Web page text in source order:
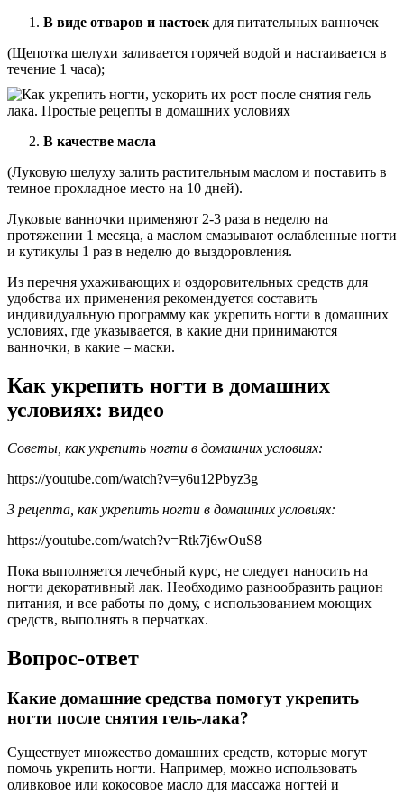
В виде отваров и настоек для питательных ванночек
(Щепотка шелухи заливается горячей водой и настаивается в
течение 1 часа);
В качестве масла
(Луковую шелуху залить растительным маслом и поставить в
темное прохладное место на 10 дней).
Луковые ванночки применяют 2-3 раза в неделю на
протяжении 1 месяца, а маслом смазывают ослабленные ногти
и кутикулы 1 раз в неделю до выздоровления.
Из перечня ухаживающих и оздоровительных средств для
удобства их применения рекомендуется составить
индивидуальную программу как укрепить ногти в домашних
условиях, где указывается, в какие дни принимаются
ванночки, в какие – маски.
Как укрепить ногти в домашних
условиях: видео
Советы, как укрепить ногти в домашних условиях:
https://youtube.com/watch?v=y6u12Pbyz3g
3 рецепта, как укрепить ногти в домашних условиях:
https://youtube.com/watch?v=Rtk7j6wOuS8
Пока выполняется лечебный курс, не следует наносить на
ногти декоративный лак. Необходимо разнообразить рацион
питания, и все работы по дому, с использованием моющих
средств, выполнять в перчатках.
Вопрос-ответ
Какие домашние средства помогут укрепить
ногти после снятия гель-лака?
Существует множество домашних средств, которые могут
помочь укрепить ногти. Например, можно использовать
оливковое или кокосовое масло для массажа ногтей и